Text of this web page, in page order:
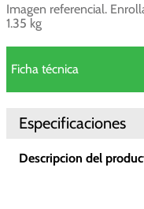
Imagen referencial.
1.35 kg
Ficha técnica
Especificaciones
Descripcion del